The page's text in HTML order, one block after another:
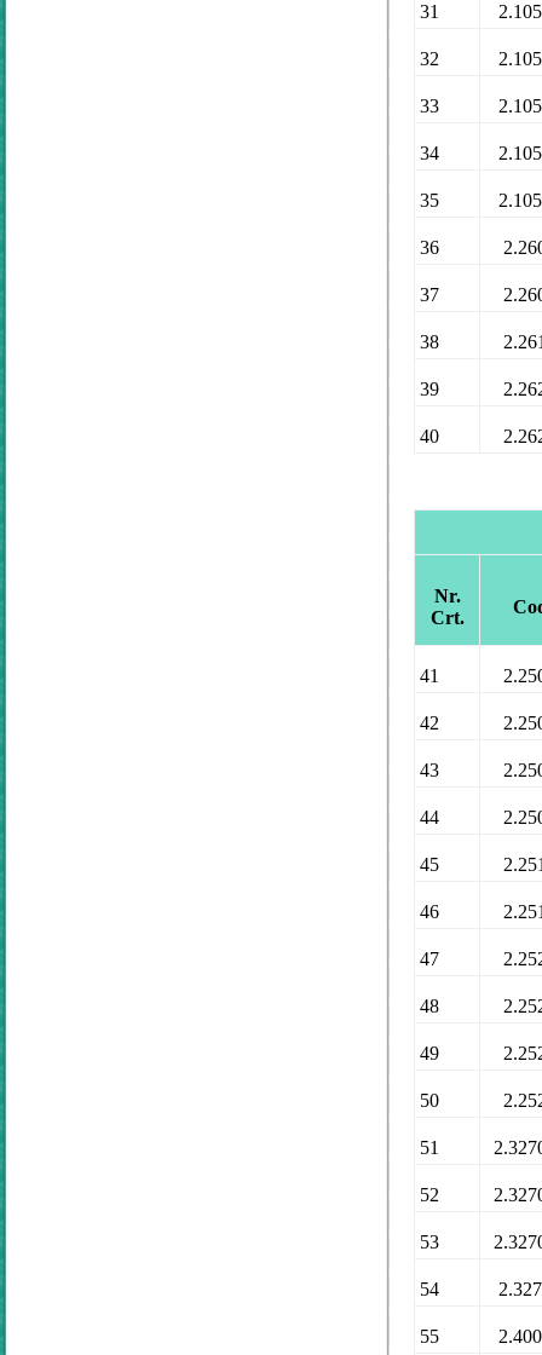
31
32
33
34
35
36
37
38
39
40
Nr.
Crt.
41
42
43
44
45
46
47
48
49
50
51
52
53
54
55